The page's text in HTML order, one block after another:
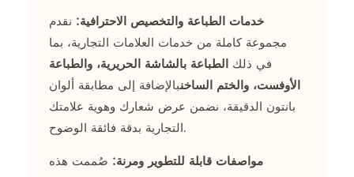
خدمات الطباعة والتخصيص الاحترافية: نقدم
مجموعة كاملة من خدمات العلامات التجارية، بما
في ذلك الطباعة بالشاشة الحريرية، والطباعة
الأوفست، والختم الساخنبالإضافة إلى مطابقة ألوان
بانتون الدقيقة، نضمن عرض شعارك وهوية علامتك
التجارية بدقة فائقة الوضوح.
مواصفات قابلة للتطوير ومرنة: صُممت هذه